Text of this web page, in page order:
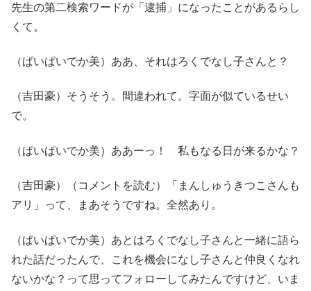
先生の第二検索ワードが「逮捕」になったことがあるらし
くて。
（ぱいぱいでか美）ああ、それはろくでなし子さんと？
（吉田豪）そうそう。間違われて。字面が似ているせい
で。
（ぱいぱいでか美）ああーっ！ 私もなる日が来るかな？
（吉田豪）（コメントを読む）「まんしゅうきつこさんも
アリ」って、まあそうですね。全然あり。
（ぱいぱいでか美）あとはろくでなし子さんと一緒に語ら
れた話だったんで、これを機会になし子さんと仲良くなれ
ないかな？って思ってフォローしてみたんですけど、いま